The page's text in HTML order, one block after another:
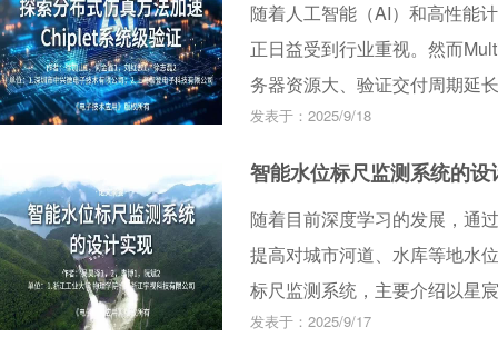
EMU环境，对接PCIe、MIPI
数据比对等需求。通过在XR
应用，有效提升验证收敛效率
随着人工智能（AI）和高性能
正日益受到行业重视。然而
务器资源大、验证交付周期延
Socket验证方法，重点探索了
存、跨服务器通信延迟、同步
量等多个方面探索了分布式仿
RTL仿真和回归效率提升。
发表于：2025/9/18
智能水位标尺监测系统的设
随着目前深度学习的发展，通
提高对城市河道、水库等地水
标尺监测系统，主要介绍以星
YOLOv8n改进的水位监测方法
发表于：2025/9/17